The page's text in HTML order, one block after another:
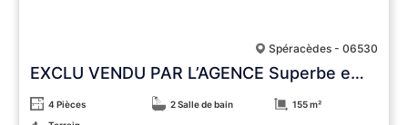
Spéracèdes - 06530
EXCLU VENDU PAR L’AGENCE Superbe emplacement au calme et vue panoramique
4 Pièces 2 Salle de bain
155 m²